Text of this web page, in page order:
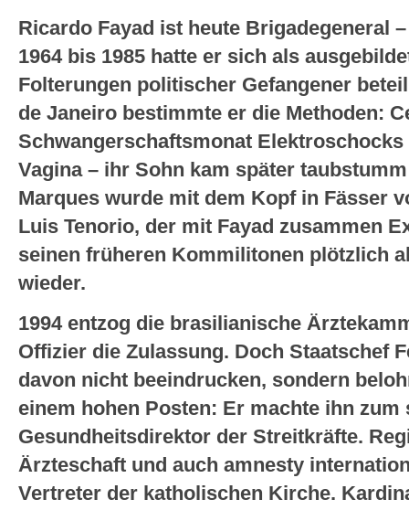
Ricardo Fayad ist heute Brigadegeneral
1964 bis 1985 hatte er sich als
Folterungen politischer Gefangener
de Janeiro bestimmte er die Methoden:
Schwangerschaftsmonat
Vagina – ihr Sohn kam später
Marques wurde mit dem Kopf in Fässer
Luis Tenorio, der mit Fayad zusammen
seinen früheren Kommilitonen plötzlich
wieder.
1994 entzog die brasilianische
Offizier die Zulassung. Doch Staatschef
davon nicht beeindrucken, sondern
einem hohen Posten: Er machte ihn
Gesundheitsdirektor der Streitkräfte.
Ärzteschaft und auch amnesty
Vertreter der katholischen Kirche.